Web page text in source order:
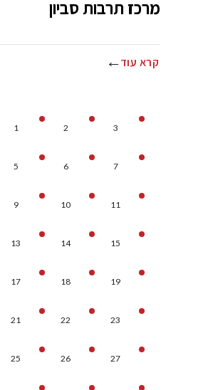
מרכז תרבות סביון
קרא עוד
1 2 3
5 6 7
9 10 11
13 14 15
17 18 19
21 22 23
25 26 27